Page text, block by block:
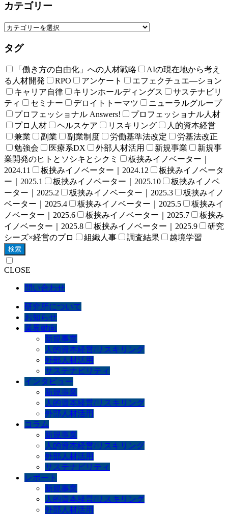
カテゴリー
タグ
「働き方の自由化」への人材戦略
AIの現在地から考え
る人材開発
RPO アンケート
エフェクチュエ―ション
キャリア自律
キリンホールディングス
サステナビリ
ティ
セミナー デロイトトーマツ
ニューラルグループ
プロフェッショナル Answers!
プロフェッショナル人材
プロ人材
ヘルスケア リスキリング
人的資本経営
兼業
副業 副業制度 労働基準法改定
労基法改正
勉強会
医療系DX 外部人材活用 新規事業
新規事
業開発のヒトとソシキとシクミ
板挟みイノベーター｜
2024.11
板挟みイノベーター｜2024.12
板挟みイノベータ
ー｜2025.1
板挟みイノベーター｜2025.10
板挟みイノベ
ーター｜2025.2
板挟みイノベーター｜2025.3
板挟みイノ
ベーター｜2025.4
板挟みイノベーター｜2025.5
板挟みイ
ノベーター｜2025.6
板挟みイノベーター｜2025.7
板挟み
イノベーター｜2025.8
板挟みイノベーター｜2025.9
研究
シーズ×経営のプロ
組織人事 調査結果 越境学習
検索
CLOSE
問い合わせ
研究所について
お知らせ
業界動向
新規事業
人的資本経営/リスキリング
外部人材活用
サステナビリティ
インタビュー
新規事業
人的資本経営/リスキリング
外部人材活用
コラム
新規事業
人的資本経営/リスキリング
外部人材活用
サステナビリティ
レポート
新規事業
人的資本経営/リスキリング
外部人材活用